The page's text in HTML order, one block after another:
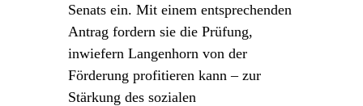
Senats ein. Mit einem entsprechenden
Antrag fordern sie die Prüfung,
inwiefern Langenhorn von der
Förderung profitieren kann – zur
Stärkung des sozialen